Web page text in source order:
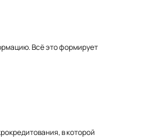
Всё это формирует
в которой